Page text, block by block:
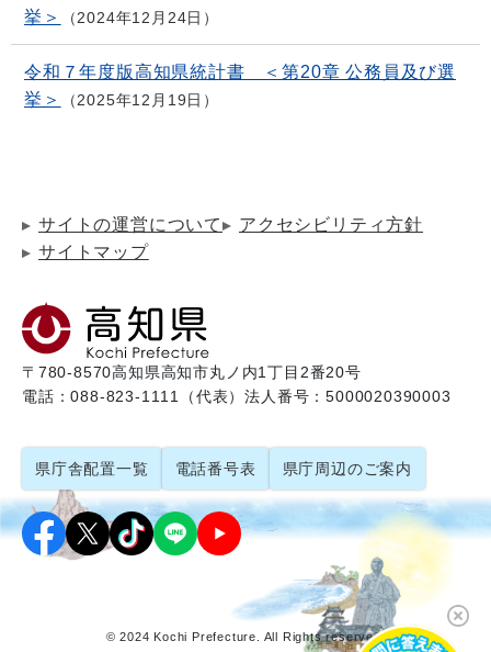
挙＞
2024年12月24日
令和７年度版高知県統計書 ＜第20章 公務員及び選
挙＞
2025年12月19日
サイトの運営について
アクセシビリティ方針
サイトマップ
〒780-8570高知県高知市丸ノ内1丁目2番20号
電話：088-823-1111（代表）法人番号：5000020390003
県庁舎配置一覧 電話番号表 県庁周辺のご案内
© 2024 Kochi Prefecture. All Rights reserved.